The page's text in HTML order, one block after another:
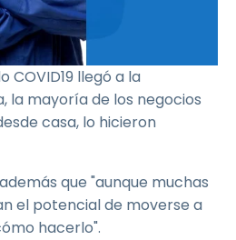
COVID19 llegó a la
la mayoría de los negocios
casa, lo hicieron
que "aunque muchas
el potencial de moverse a
hacerlo".